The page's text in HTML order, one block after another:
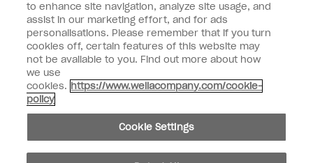
OPI & vous
instagramfacebook
Copyright 2026, Wella Operations US LLC. Tous droits réservés.
to enhance site navigation, analyze site usage, and
assist in our marketing effort, and for ads
personalisations. Please remember that if you turn
cookies off, certain features of this website may
not be available to you. Find out more about how
we use
cookies. https://www.wellacompany.com/cookie-
policy
Cookie Settings